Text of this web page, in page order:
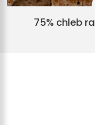
75% chleb